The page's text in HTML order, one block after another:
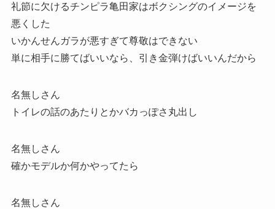
礼節に欠けるチンピラ亀田家はボクシングのイメージを
悪くした
いかんせんガラが悪すぎて尊敬はできない
単に相手に勝てばいいなら、引き金弾けばいいんだから
名無しさん
トイレの話のあたりとかバカっぽさ丸出し
名無しさん
確かモデルか何かやってたら
名無しさん